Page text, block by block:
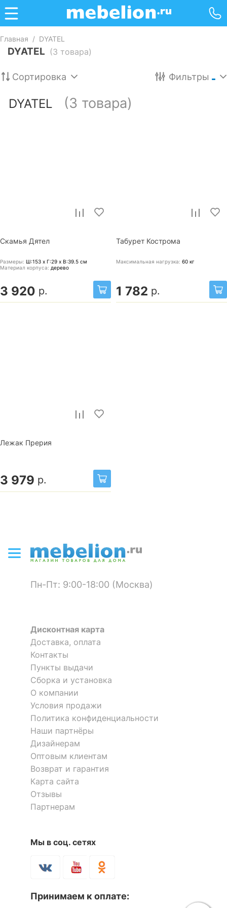
Главная / DYATEL
DYATEL (3 товара)
Сортировка Фильтры
DYATEL (3 товара)
Скамья Дятел
Размеры: Ш:153 x Г:29 x В:39.5 см
Материал корпуса: дерево
3 920 р.
Табурет Кострома
Максимальная нагрузка: 60 кг
1 782 р.
Лежак Прерия
3 979 р.
Пн-Пт: 9:00-18:00 (Москва)
Дисконтная карта
Доставка, оплата
Контакты
Пункты выдачи
Сборка и установка
О компании
Условия продажи
Политика конфиденциальности
Наши партнёры
Дизайнерам
Оптовым клиентам
Возврат и гарантия
Карта сайта
Отзывы
Партнерам
Мы в соц. сетях
Принимаем к оплате: